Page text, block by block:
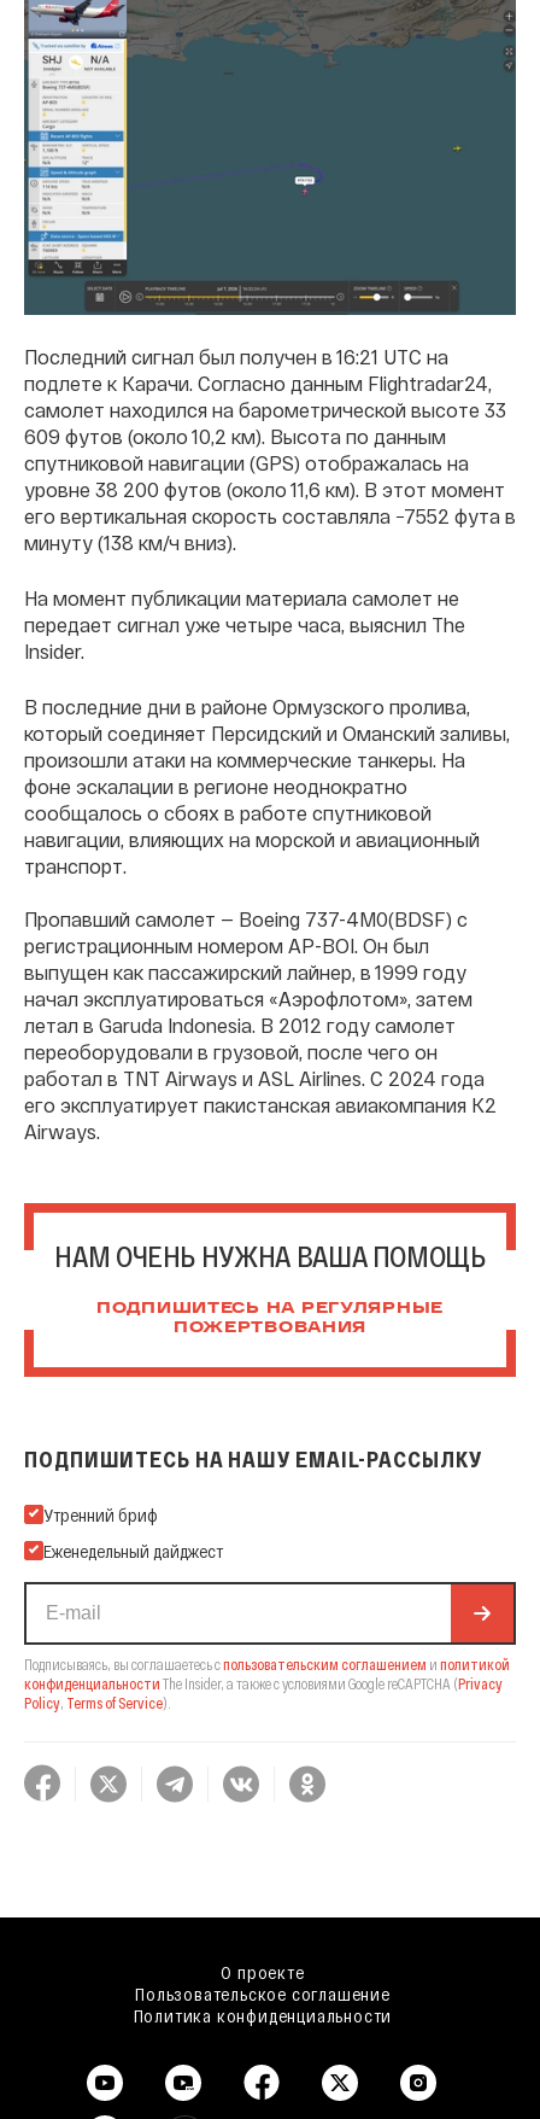
Последний сигнал был получен в 16:21 UTC на
подлете к Карачи. Согласно данным Flightradar24,
самолет находился на барометрической высоте 33
609 футов (около 10,2 км). Высота по данным
спутниковой навигации (GPS) отображалась на
уровне 38 200 футов (около 11,6 км). В этот момент
его вертикальная скорость составляла −7552 фута в
минуту (138 км/ч вниз).
На момент публикации материала самолет не
передает сигнал уже четыре часа, выяснил The
Insider.
В последние дни в районе Ормузского пролива,
который соединяет Персидский и Оманский заливы,
произошли атаки на коммерческие танкеры. На
фоне эскалации в регионе неоднократно
сообщалось о сбоях в работе спутниковой
навигации, влияющих на морской и авиационный
транспорт.
Пропавший самолет — Boeing 737-4M0(BDSF) с
регистрационным номером AP-BOI. Он был
выпущен как пассажирский лайнер, в 1999 году
начал эксплуатироваться «Аэрофлотом», затем
летал в Garuda Indonesia. В 2012 году самолет
переоборудовали в грузовой, после чего он
работал в TNT Airways и ASL Airlines. С 2024 года
его эксплуатирует пакистанская авиакомпания K2
Airways.
НАМ ОЧЕНЬ НУЖНА ВАША ПОМОЩЬ
ПОДПИШИТЕСЬ НА РЕГУЛЯРНЫЕ
ПОЖЕРТВОВАНИЯ
ПОДПИШИТЕСЬ НА НАШУ EMAIL-РАССЫЛКУ
Подпишитесь на нашу Email-рассылку
Утренний бриф
Еженедельный дайджест
Подписываясь, вы соглашаетесь спользовательским соглашением и политикой
конфиденциальности The Insider, а также с условиями Google reCAPTCHA (Privacy
Policy Terms of Service).
О проекте
Пользовательское соглашение
Политика конфиденциальности